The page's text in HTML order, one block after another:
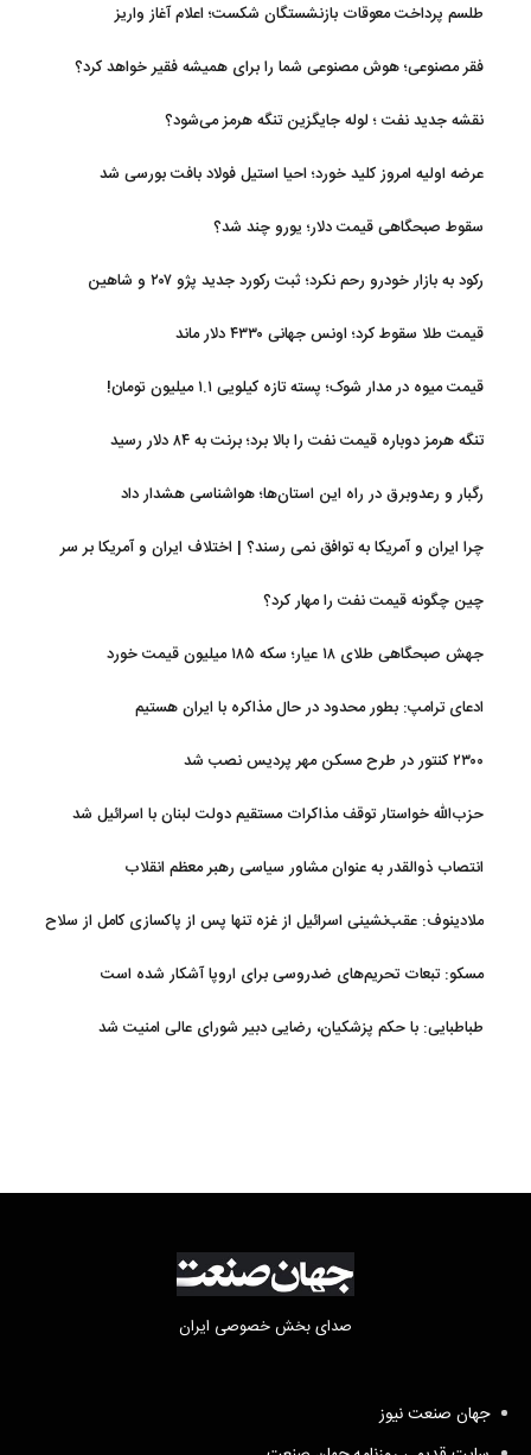
طلسم پرداخت معوقات بازنشستگان شکست؛ اعلام آغاز واریز
فقر مصنوعی؛ هوش مصنوعی شما را برای همیشه فقیر خواهد کرد؟
نقشه جدید نفت ؛ لوله جایگزین تنگه هرمز می‌شود؟
عرضه اولیه امروز کلید خورد؛ احیا استیل فولاد بافت بورسی شد
سقوط صبحگاهی قیمت دلار؛ یورو چند شد؟
رکود به بازار خودرو رحم نکرد؛ ثبت رکورد جدید پژو ۲۰۷ و شاهین
قیمت طلا سقوط کرد؛ اونس جهانی ۴۳۳۰ دلار ماند
قیمت میوه در مدار شوک؛ پسته تازه کیلویی ۱.۱ میلیون تومان!
تنگه هرمز دوباره قیمت نفت را بالا برد؛ برنت به ۸۴ دلار رسید
رگبار و رعدوبرق در راه این استان‌ها؛ هواشناسی هشدار داد
چرا ایران و آمریکا به توافق نمی رسند؟ | اختلاف ایران و آمریکا بر سر
شروط پایان جنگ افزایش یافت
چین چگونه قیمت نفت را مهار کرد؟
جهش صبحگاهی طلای ۱۸ عیار؛ سکه ۱۸۵ میلیون قیمت خورد
ادعای ترامپ: بطور محدود در حال مذاکره با ایران هستیم
۲۳۰۰ کنتور در طرح مسکن مهر پردیس نصب شد
حزب‌الله خواستار توقف مذاکرات مستقیم دولت لبنان با اسرائیل شد
انتصاب ذوالقدر به عنوان مشاور سیاسی رهبر معظم انقلاب
ملادینوف: عقب‌نشینی اسرائیل از غزه تنها پس از پاکسازی کامل از سلاح
مسکو: تبعات تحریم‌های ضدروسی برای اروپا آشکار شده است
طباطبایی: با حکم پزشکیان، رضایی دبیر شورای عالی امنیت شد
صدای بخش خصوصی ایران
جهان صنعت نیوز